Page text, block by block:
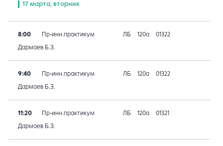
17 марта, вторник
8:00 Пр-инн.практикум ЛБ 120а 01322
Дармаев Б.З.
9:40 Пр-инн.практикум ЛБ 120а 01322
Дармаев Б.З.
11:20 Пр-инн.практикум ЛБ 120а 01321
Дармаев Б.З.